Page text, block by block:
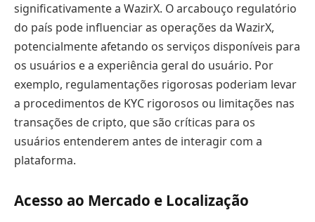
significativamente a WazirX. O arcabouço regulatório
do país pode influenciar as operações da WazirX,
potencialmente afetando os serviços disponíveis para
os usuários e a experiência geral do usuário. Por
exemplo, regulamentações rigorosas poderiam levar
a procedimentos de KYC rigorosos ou limitações nas
transações de cripto, que são críticas para os
usuários entenderem antes de interagir com a
plataforma.
Acesso ao Mercado e Localização